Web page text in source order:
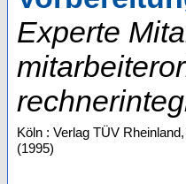
Experte
Köln : Verlag TÜV
(1995)